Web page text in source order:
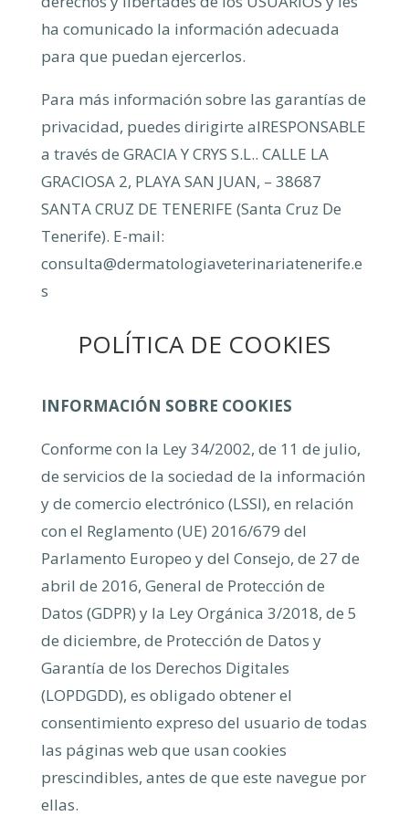
ha comunicado la información adecuada
para que puedan ejercerlos.
Para más información sobre las garantías de
privacidad, puedes dirigirte alRESPONSABLE
a través de GRACIA Y CRYS S.L.. CALLE LA
GRACIOSA 2, PLAYA SAN JUAN, – 38687
SANTA CRUZ DE TENERIFE (Santa Cruz De
Tenerife). E-mail:
consulta@dermatologiaveterinariatenerife.e
s
POLÍTICA DE COOKIES
INFORMACIÓN SOBRE COOKIES
Conforme con la Ley 34/2002, de 11 de julio,
de servicios de la sociedad de la información
y de comercio electrónico (LSSI), en relación
con el Reglamento (UE) 2016/679 del
Parlamento Europeo y del Consejo, de 27 de
abril de 2016, General de Protección de
Datos (GDPR) y la Ley Orgánica 3/2018, de 5
de diciembre, de Protección de Datos y
Garantía de los Derechos Digitales
(LOPDGDD), es obligado obtener el
consentimiento expreso del usuario de todas
las páginas web que usan cookies
prescindibles, antes de que este navegue por
ellas.